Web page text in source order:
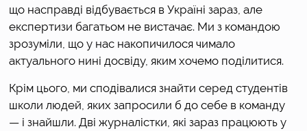
що насправді відбувається в Україні зараз, але
експертизи багатьом не вистачає. Ми з командою
зрозуміли, що у нас накопичилося чимало
актуального нині досвіду, яким хочемо поділитися.
Крім цього, ми сподівалися знайти серед студентів
школи людей, яких запросили б до себе в команду
— і знайшли. Дві журналістки, які зараз працюють у